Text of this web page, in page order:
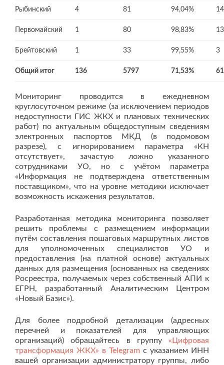
Рыбинский 4 81 94,04%
Первомайский 1 80 98,83% 13
Брейтовский 1 33 99,55% 3
Общий итог 136 5797 71,53%
Мониторинг проводится в ежедневном
круглосуточном режиме (за исключением периодов
недоступности ГИС ЖКХ и плановых технических
работ) по актуальным общедоступным сведениям
электронных паспортов МКД (в подомовом
разрезе), с игнорированием параметра «КН
отсутствует», зачастую ложно указанного
сотрудниками УО, но с учётом параметра
«Информация не подтверждена ответственным
поставщиком», что на уровне методики исключает
возможность искажения результатов.
Разработанная методика мониторинга позволяет
решить проблемы с размещением информации
путём составления пошаговых маршрутных листов
для уполномоченных специалистов УО и
предоставления (на платной основе) актуальных
данных для размещения (основанных на сведениях
Росреестра, получаемых через собственный АПИ к
ЕГРН, разработанный Аналитическим Центром
«Новый Базис»).
Для более подробной детализации (адресных
перечней и показателей для управляющих
организаций) обращайтесь в группу «Цифровая
трансформация ЖКХ» в Telegram с указанием ИНН
вашей организации администратору группы, либо